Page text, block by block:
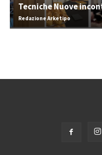
Tecniche Nuove
Redazione Arketipo